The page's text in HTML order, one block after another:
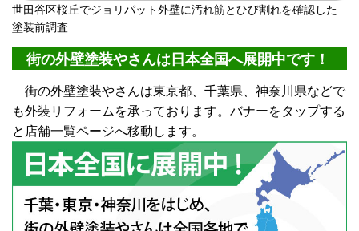
世田谷区桜丘でジョリパット外壁に汚れ筋とひび割れを確認した
塗装前調査
街の外壁塗装やさんは日本全国へ展開中です！
街の外壁塗装やさんは東京都、千葉県、神奈川県などで
も外装リフォームを承っております。バナーをタップする
と店舗一覧ページへ移動します。